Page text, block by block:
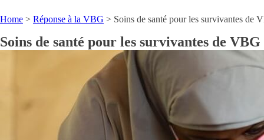
Home > Réponse à la VBG > Soins de santé pour les survivantes de
Soins de santé pour les survivantes de VBG